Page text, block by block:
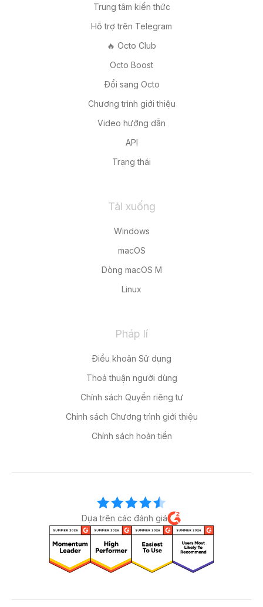
Trung tâm kiến thức
Hỗ trợ trên Telegram
🔥 Octo Club
Octo Boost
Đổi sang Octo
Chương trình giới thiệu
Video hướng dẫn
API
Trạng thái
Tải xuống
Windows
macOS
Dòng macOS M
Linux
Pháp lí
Điều khoản Sử dụng
Thoả thuận người dùng
Chính sách Quyền riêng tư
Chính sách Chương trình giới thiệu
Chính sách hoàn tiền
Dựa trên các đánh giá